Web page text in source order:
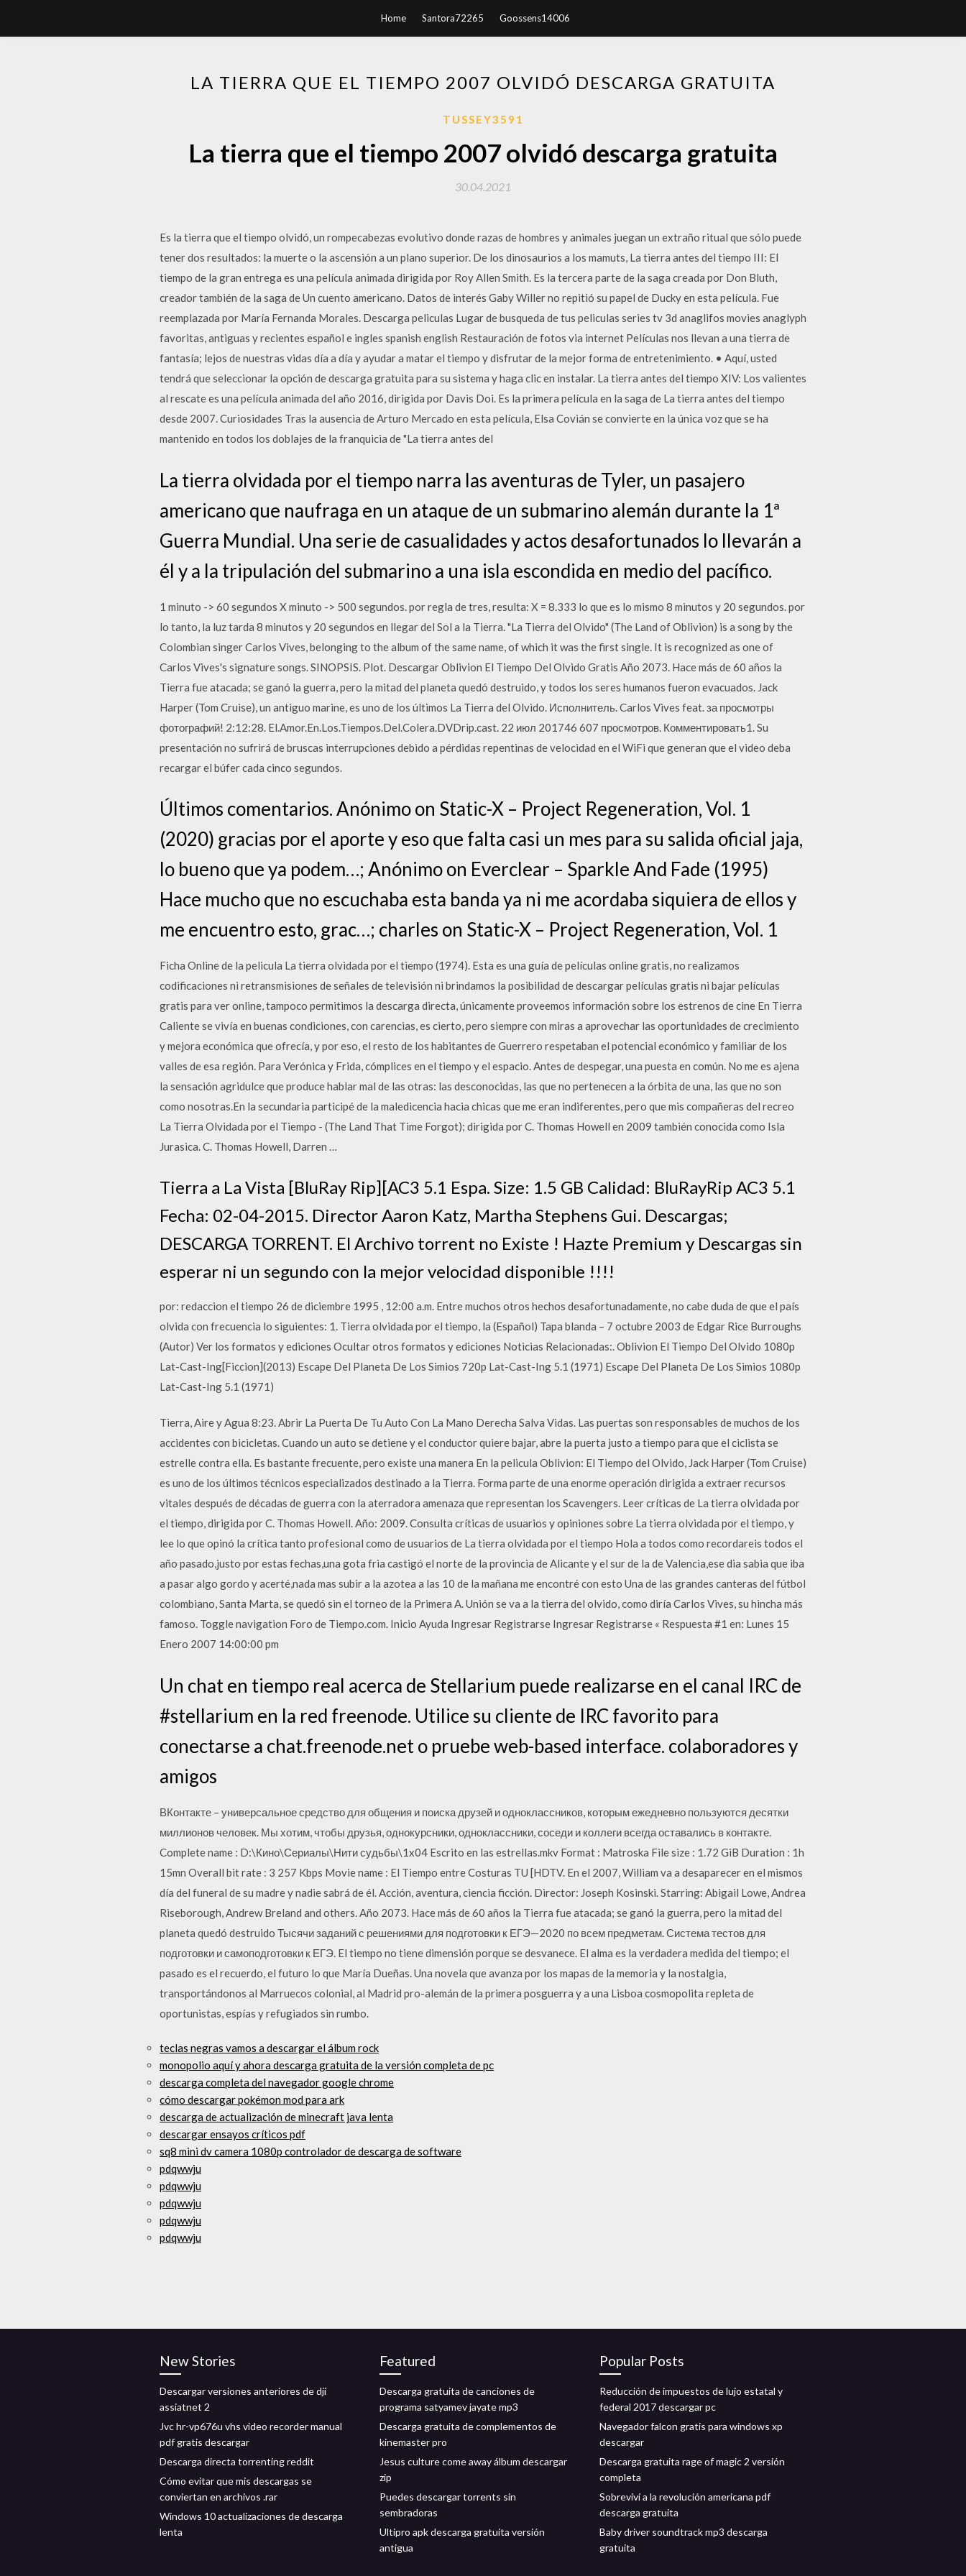
Home Santora72265 Goossens14006
LA TIERRA QUE EL TIEMPO 2007 OLVIDÓ DESCARGA GRATUITA
TUSSEY3591
La tierra que el tiempo 2007 olvidó descarga gratuita
30.04.2021
Es la tierra que el tiempo olvidó, un rompecabezas evolutivo donde razas de hombres y animales juegan un extraño ritual que sólo puede
tener dos resultados: la muerte o la ascensión a un plano superior. De los dinosaurios a los mamuts, La tierra antes del tiempo III: El
tiempo de la gran entrega es una película animada dirigida por Roy Allen Smith. Es la tercera parte de la saga creada por Don Bluth,
creador también de la saga de Un cuento americano. Datos de interés Gaby Willer no repitió su papel de Ducky en esta película. Fue
reemplazada por María Fernanda Morales. Descarga peliculas Lugar de busqueda de tus peliculas series tv 3d anaglifos movies anaglyph
favoritas, antiguas y recientes español e ingles spanish english Restauración de fotos via internet Películas nos llevan a una tierra de
fantasía; lejos de nuestras vidas día a día y ayudar a matar el tiempo y disfrutar de la mejor forma de entretenimiento. • Aquí, usted
tendrá que seleccionar la opción de descarga gratuita para su sistema y haga clic en instalar. La tierra antes del tiempo XIV: Los valientes
al rescate es una película animada del año 2016, dirigida por Davis Doi. Es la primera película en la saga de La tierra antes del tiempo
desde 2007. Curiosidades Tras la ausencia de Arturo Mercado en esta película, Elsa Covián se convierte en la única voz que se ha
mantenido en todos los doblajes de la franquicia de "La tierra antes del
La tierra olvidada por el tiempo narra las aventuras de Tyler, un pasajero
americano que naufraga en un ataque de un submarino alemán durante la 1ª
Guerra Mundial. Una serie de casualidades y actos desafortunados lo llevarán a
él y a la tripulación del submarino a una isla escondida en medio del pacífico.
1 minuto -> 60 segundos X minuto -> 500 segundos. por regla de tres, resulta: X = 8.333 lo que es lo mismo 8 minutos y 20 segundos. por
lo tanto, la luz tarda 8 minutos y 20 segundos en llegar del Sol a la Tierra. "La Tierra del Olvido" (The Land of Oblivion) is a song by the
Colombian singer Carlos Vives, belonging to the album of the same name, of which it was the first single. It is recognized as one of
Carlos Vives's signature songs. SINOPSIS. Plot. Descargar Oblivion El Tiempo Del Olvido Gratis Año 2073. Hace más de 60 años la
Tierra fue atacada; se ganó la guerra, pero la mitad del planeta quedó destruido, y todos los seres humanos fueron evacuados. Jack
Harper (Tom Cruise), un antiguo marine, es uno de los últimos La Tierra del Olvido. Исполнитель. Carlos Vives feat. за просмотры
фотографий! 2:12:28. El.Amor.En.Los.Tiempos.Del.Colera.DVDrip.cast. 22 июл 201746 607 просмотров. Комментировать1. Su
presentación no sufrirá de bruscas interrupciones debido a pérdidas repentinas de velocidad en el WiFi que generan que el video deba
recargar el búfer cada cinco segundos.
Últimos comentarios. Anónimo on Static-X – Project Regeneration, Vol. 1
(2020) gracias por el aporte y eso que falta casi un mes para su salida oficial jaja,
lo bueno que ya podem…; Anónimo on Everclear – Sparkle And Fade (1995)
Hace mucho que no escuchaba esta banda ya ni me acordaba siquiera de ellos y
me encuentro esto, grac…; charles on Static-X – Project Regeneration, Vol. 1
Ficha Online de la pelicula La tierra olvidada por el tiempo (1974). Esta es una guía de películas online gratis, no realizamos
codificaciones ni retransmisiones de señales de televisión ni brindamos la posibilidad de descargar películas gratis ni bajar películas
gratis para ver online, tampoco permitimos la descarga directa, únicamente proveemos información sobre los estrenos de cine En Tierra
Caliente se vivía en buenas condiciones, con carencias, es cierto, pero siempre con miras a aprovechar las oportunidades de crecimiento
y mejora económica que ofrecía, y por eso, el resto de los habitantes de Guerrero respetaban el potencial económico y familiar de los
valles de esa región. Para Verónica y Frida, cómplices en el tiempo y el espacio. Antes de despegar, una puesta en común. No me es ajena
la sensación agridulce que produce hablar mal de las otras: las desconocidas, las que no pertenecen a la órbita de una, las que no son
como nosotras.En la secundaria participé de la maledicencia hacia chicas que me eran indiferentes, pero que mis compañeras del recreo
La Tierra Olvidada por el Tiempo - (The Land That Time Forgot); dirigida por C. Thomas Howell en 2009 también conocida como Isla
Jurasica. C. Thomas Howell, Darren …
Tierra a La Vista [BluRay Rip][AC3 5.1 Espa. Size: 1.5 GB Calidad: BluRayRip AC3 5.1
Fecha: 02-04-2015. Director Aaron Katz, Martha Stephens Gui. Descargas;
DESCARGA TORRENT. El Archivo torrent no Existe ! Hazte Premium y Descargas sin
esperar ni un segundo con la mejor velocidad disponible !!!!
por: redaccion el tiempo 26 de diciembre 1995 , 12:00 a.m. Entre muchos otros hechos desafortunadamente, no cabe duda de que el país
olvida con frecuencia lo siguientes: 1. Tierra olvidada por el tiempo, la (Español) Tapa blanda – 7 octubre 2003 de Edgar Rice Burroughs
(Autor) Ver los formatos y ediciones Ocultar otros formatos y ediciones Noticias Relacionadas:. Oblivion El Tiempo Del Olvido 1080p
Lat-Cast-Ing[Ficcion](2013) Escape Del Planeta De Los Simios 720p Lat-Cast-Ing 5.1 (1971) Escape Del Planeta De Los Simios 1080p
Lat-Cast-Ing 5.1 (1971)
Tierra, Aire y Agua 8:23. Abrir La Puerta De Tu Auto Con La Mano Derecha Salva Vidas. Las puertas son responsables de muchos de los
accidentes con bicicletas. Cuando un auto se detiene y el conductor quiere bajar, abre la puerta justo a tiempo para que el ciclista se
estrelle contra ella. Es bastante frecuente, pero existe una manera En la pelicula Oblivion: El Tiempo del Olvido, Jack Harper (Tom Cruise)
es uno de los últimos técnicos especializados destinado a la Tierra. Forma parte de una enorme operación dirigida a extraer recursos
vitales después de décadas de guerra con la aterradora amenaza que representan los Scavengers. Leer críticas de La tierra olvidada por
el tiempo, dirigida por C. Thomas Howell. Año: 2009. Consulta críticas de usuarios y opiniones sobre La tierra olvidada por el tiempo, y
lee lo que opinó la crítica tanto profesional como de usuarios de La tierra olvidada por el tiempo Hola a todos como recordareis todos el
año pasado,justo por estas fechas,una gota fria castigó el norte de la provincia de Alicante y el sur de la de Valencia,ese dia sabia que iba
a pasar algo gordo y acerté,nada mas subir a la azotea a las 10 de la mañana me encontré con esto Una de las grandes canteras del fútbol
colombiano, Santa Marta, se quedó sin el torneo de la Primera A. Unión se va a la tierra del olvido, como diría Carlos Vives, su hincha más
famoso. Toggle navigation Foro de Tiempo.com. Inicio Ayuda Ingresar Registrarse Ingresar Registrarse « Respuesta #1 en: Lunes 15
Enero 2007 14:00:00 pm
Un chat en tiempo real acerca de Stellarium puede realizarse en el canal IRC de
#stellarium en la red freenode. Utilice su cliente de IRC favorito para
conectarse a chat.freenode.net o pruebe web-based interface. colaboradores y
amigos
ВКонтакте – универсальное средство для общения и поиска друзей и одноклассников, которым ежедневно пользуются десятки
миллионов человек. Мы хотим, чтобы друзья, однокурсники, одноклассники, соседи и коллеги всегда оставались в контакте.
Complete name : D:\Кино\Сериалы\Нити судьбы\1x04 Escrito en las estrellas.mkv Format : Matroska File size : 1.72 GiB Duration : 1h
15mn Overall bit rate : 3 257 Kbps Movie name : El Tiempo entre Costuras TU [HDTV. En el 2007, William va a desaparecer en el mismos
día del funeral de su madre y nadie sabrá de él. Acción, aventura, ciencia ficción. Director: Joseph Kosinski. Starring: Abigail Lowe, Andrea
Riseborough, Andrew Breland and others. Año 2073. Hace más de 60 años la Tierra fue atacada; se ganó la guerra, pero la mitad del
planeta quedó destruido Тысячи заданий с решениями для подготовки к ЕГЭ—2020 по всем предметам. Система тестов для
подготовки и самоподготовки к ЕГЭ. El tiempo no tiene dimensión porque se desvanece. El alma es la verdadera medida del tiempo; el
pasado es el recuerdo, el futuro lo que María Dueñas. Una novela que avanza por los mapas de la memoria y la nostalgia,
transportándonos al Marruecos colonial, al Madrid pro-alemán de la primera posguerra y a una Lisboa cosmopolita repleta de
oportunistas, espías y refugiados sin rumbo.
teclas negras vamos a descargar el álbum rock
monopolio aquí y ahora descarga gratuita de la versión completa de pc
descarga completa del navegador google chrome
cómo descargar pokémon mod para ark
descarga de actualización de minecraft java lenta
descargar ensayos críticos pdf
sq8 mini dv camera 1080p controlador de descarga de software
pdqwwju
pdqwwju
pdqwwju
pdqwwju
pdqwwju
New Stories
Descargar versiones anteriores de dji
assiatnet 2
Jvc hr-vp676u vhs video recorder manual
pdf gratis descargar
Descarga directa torrenting reddit
Cómo evitar que mis descargas se
conviertan en archivos .rar
Windows 10 actualizaciones de descarga
lenta
Featured
Descarga gratuita de canciones de
programa satyamev jayate mp3
Descarga gratuita de complementos de
kinemaster pro
Jesus culture come away álbum descargar
zip
Puedes descargar torrents sin
sembradoras
Ultipro apk descarga gratuita versión
antigua
Popular Posts
Reducción de impuestos de lujo estatal y
federal 2017 descargar pc
Navegador falcon gratis para windows xp
descargar
Descarga gratuita rage of magic 2 versión
completa
Sobreviví a la revolución americana pdf
descarga gratuita
Baby driver soundtrack mp3 descarga
gratuita